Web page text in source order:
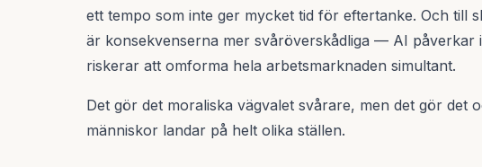
ett tempo som inte ger mycket tid för eftertanke. Och till
är konsekvenserna mer svåröverskådliga — AI påverkar
riskerar att omforma hela arbetsmarknaden simultant.
Det gör det moraliska vägvalet svårare, men det gör det
människor landar på helt olika ställen.